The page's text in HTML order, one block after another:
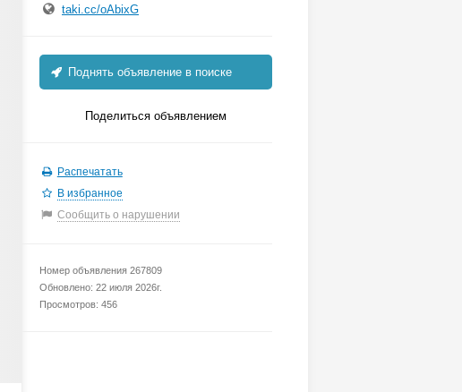
taki.cc/oAbixG
Поднять объявление в поиске
Поделиться объявлением
Распечатать
В избранное
Сообщить о нарушении
Номер объявления 267809
Обновлено: 22 июля 2026г.
Просмотров: 456